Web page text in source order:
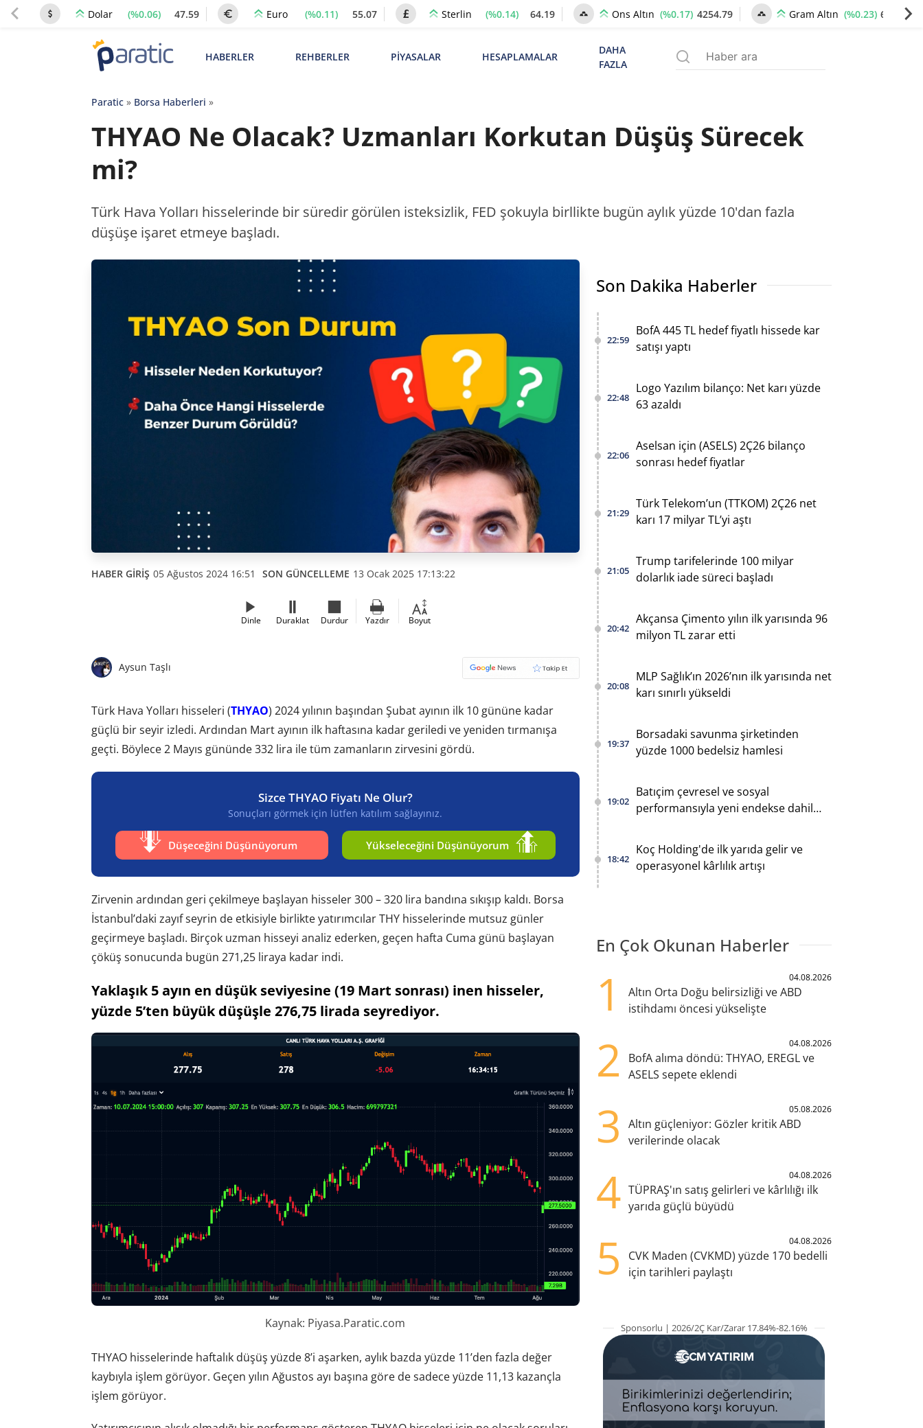
Dolar (%0.06) 47.59 Euro (%0.11) 55.07 Sterlin (%0.14) 64.19 Ons Altın (%0.17) 4254.79 Gram Altın (%0.23) 6511.01
HABERLER REHBERLER PİYASALAR HESAPLAMALAR
DAHA
FAZLA
Paratic» Borsa Haberleri »
THYAO Ne Olacak? Uzmanları Korkutan Düşüş Sürecek
mi?
Türk Hava Yolları hisselerinde bir süredir görülen isteksizlik, FED şokuyla birllikte bugün aylık yüzde 10'dan fazla
düşüşe işaret etmeye başladı.
HABER GİRİŞ 05 Ağustos 2024 16:51 SON GÜNCELLEME 13 Ocak 2025 17:13:22
Dinle Duraklat Durdur Yazdır Boyut
Aysun Taşlı
Türk Hava Yolları hisseleri (THYAO) 2024 yılının başından Şubat ayının ilk 10 gününe kadar
güçlü bir seyir izledi. Ardından Mart ayının ilk haftasına kadar geriledi ve yeniden tırmanışa
geçti. Böylece 2 Mayıs gününde 332 lira ile tüm zamanların zirvesini gördü.
Sizce THYAO Fiyatı Ne Olur?
Sonuçları görmek için lütfen katılım sağlayınız.
Düşeceğini Düşünüyorum Yükseleceğini Düşünüyorum
Zirvenin ardından geri çekilmeye başlayan hisseler 300 – 320 lira bandına sıkışıp kaldı. Borsa
İstanbul’daki zayıf seyrin de etkisiyle birlikte yatırımcılar THY hisselerinde mutsuz günler
geçirmeye başladı. Birçok uzman hisseyi analiz ederken, geçen hafta Cuma günü başlayan
çöküş sonucunda bugün 271,25 liraya kadar indi.
Yaklaşık 5 ayın en düşük seviyesine (19 Mart sonrası) inen hisseler,
yüzde 5’ten büyük düşüşle 276,75 lirada seyrediyor.
Kaynak: Piyasa.Paratic.com
THYAO hisselerinde haftalık düşüş yüzde 8’i aşarken, aylık bazda yüzde 11’den fazla değer
kaybıyla işlem görüyor. Geçen yılın Ağustos ayı başına göre de sadece yüzde 11,13 kazançla
işlem görüyor.
Son Dakika Haberler
22:59
BofA 445 TL hedef fiyatlı hissede kar
satışı yaptı
22:48
Logo Yazılım bilanço: Net karı yüzde
63 azaldı
22:06
Aselsan için (ASELS) 2Ç26 bilanço
sonrası hedef fiyatlar
21:29
Türk Telekom’un (TTKOM) 2Ç26 net
karı 17 milyar TL’yi aştı
21:05
Trump tarifelerinde 100 milyar
dolarlık iade süreci başladı
20:42
Akçansa Çimento yılın ilk yarısında 96
milyon TL zarar etti
20:08
MLP Sağlık’ın 2026’nın ilk yarısında net
karı sınırlı yükseldi
19:37
Borsadaki savunma şirketinden
yüzde 1000 bedelsiz hamlesi
19:02
Batıçim çevresel ve sosyal
performansıyla yeni endekse dahil
18:42
Koç Holding'de ilk yarıda gelir ve
operasyonel kârlılık artışı
En Çok Okunan Haberler
1 04.08.2026
Altın Orta Doğu belirsizliği ve ABD
istihdamı öncesi yükselişte
2 04.08.2026
BofA alıma döndü: THYAO, EREGL ve
ASELS sepete eklendi
3 05.08.2026
Altın güçleniyor: Gözler kritik ABD
verilerinde olacak
4 04.08.2026
TÜPRAŞ'ın satış gelirleri ve kârlılığı ilk
yarıda güçlü büyüdü
5 04.08.2026
CVK Maden (CVKMD) yüzde 170 bedelli
için tarihleri paylaştı
Sponsorlu | 2026/2Ç Kar/Zarar 17.84%-82.16%